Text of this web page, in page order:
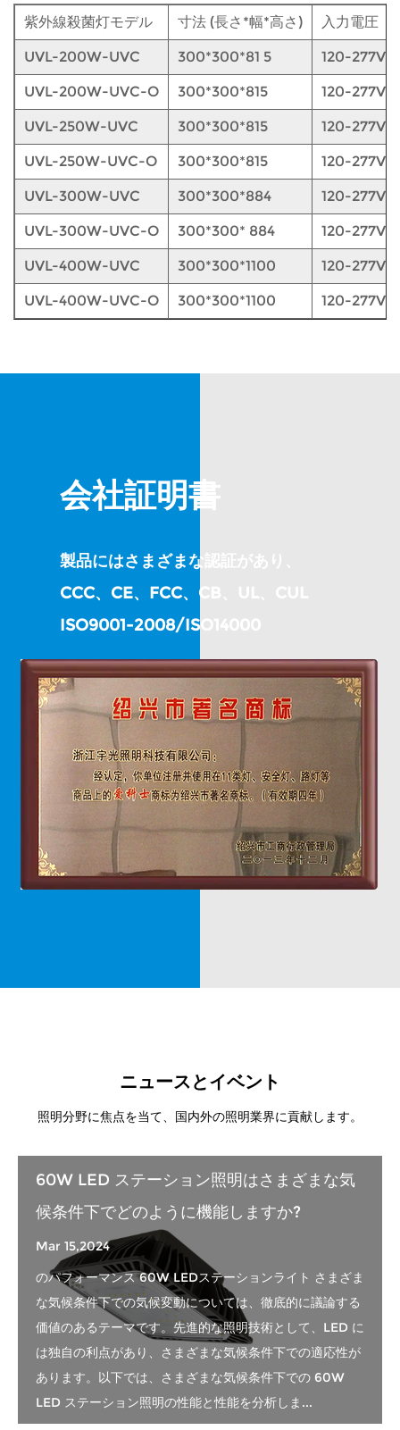
紫外線殺菌灯モデル 寸法 (長さ*幅*高さ) 入力電圧
UVL-200W-UVC 300*300*81 5 120-277V
UVL-200W-UVC-O 300*300*815 120-277V
UVL-250W-UVC 300*300*815 120-277V
UVL-250W-UVC-O 300*300*815 120-277V
UVL-300W-UVC 300*300*884 120-277V
UVL-300W-UVC-O 300*300* 884 120-277V
UVL-400W-UVC 300*300*1100 120-277V
UVL-400W-UVC-O 300*300*1100 120-277V
会社証明書
製品にはさまざまな認証があり、
CCC、CE、FCC、CB、UL、CUL
ISO9001-2008/ISO14000
ニュースとイベント
照明分野に焦点を当て、国内外の照明業界に貢献します。
60W LED ステーション照明はさまざまな気
候条件下でどのように機能しますか?
Mar 15,2024
のパフォーマンス 60W LEDステーションライト さまざま
な気候条件下での気候変動については、徹底的に議論する
価値のあるテーマです。先進的な照明技術として、LED に
は独自の利点があり、さまざまな気候条件下での適応性が
あります。以下では、さまざまな気候条件下での 60W
LED ステーション照明の性能と性能を分析しま...